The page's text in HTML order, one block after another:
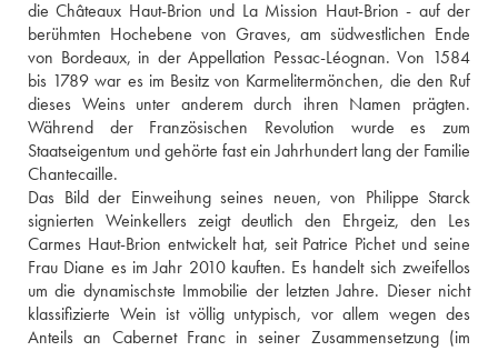
die Châteaux Haut-Brion und La Mission Haut-Brion - auf der
berühmten Hochebene von Graves, am südwestlichen Ende
von Bordeaux, in der Appellation Pessac-Léognan. Von 1584
bis 1789 war es im Besitz von Karmelitermönchen, die den Ruf
dieses Weins unter anderem durch ihren Namen prägten.
Während der Französischen Revolution wurde es zum
Staatseigentum und gehörte fast ein Jahrhundert lang der Familie
Chantecaille.
Das Bild der Einweihung seines neuen, von Philippe Starck
signierten Weinkellers zeigt deutlich den Ehrgeiz, den Les
Carmes Haut-Brion entwickelt hat, seit Patrice Pichet und seine
Frau Diane es im Jahr 2010 kauften. Es handelt sich zweifellos
um die dynamischste Immobilie der letzten Jahre. Dieser nicht
klassifizierte Wein ist völlig untypisch, vor allem wegen des
Anteils an Cabernet Franc in seiner Zusammensetzung (im